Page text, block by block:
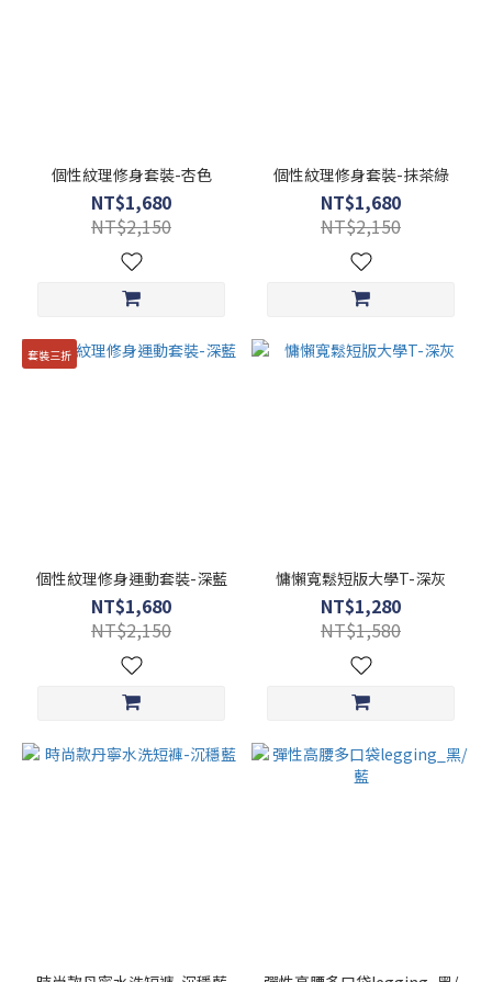
個性紋理修身套裝-杏色
NT$1,680
NT$2,150
個性紋理修身套裝-抹茶綠
NT$1,680
NT$2,150
套裝三折
個性紋理修身運動套裝-深藍
NT$1,680
NT$2,150
慵懶寬鬆短版大學T-深灰
NT$1,280
NT$1,580